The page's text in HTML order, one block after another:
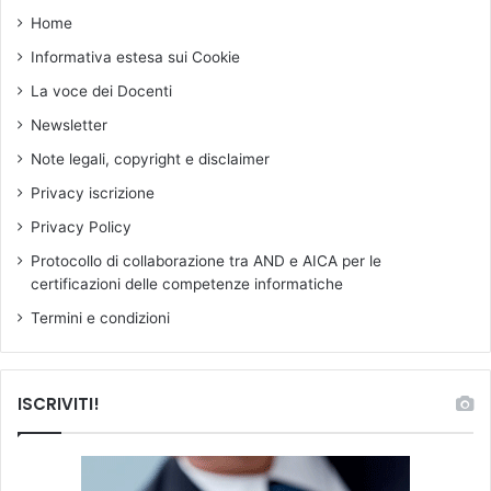
t
s
c
l
a
t
i
o
D
g
e
Home
Informativa estesa sui Cookie
La voce dei Docenti
Newsletter
Note legali, copyright e disclaimer
Privacy iscrizione
Privacy Policy
Protocollo di collaborazione tra AND e AICA per le
certificazioni delle competenze informatiche
Termini e condizioni
ISCRIVITI!